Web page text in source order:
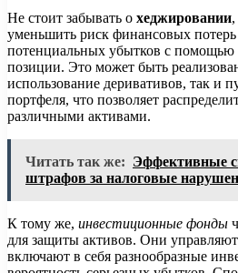
Не стоит забывать о хеджировании
уменьшить риск финансовых потерь
потенциальных убытков с
позиции. Это может быть
использование деривативов, так и
портфеля, что позволяет
различными активами.
Читать так же: Эффективные
штрафов за налоговые
К тому же, инвестиционные фонды
для защиты активов. Они
включают в себя разнообразные